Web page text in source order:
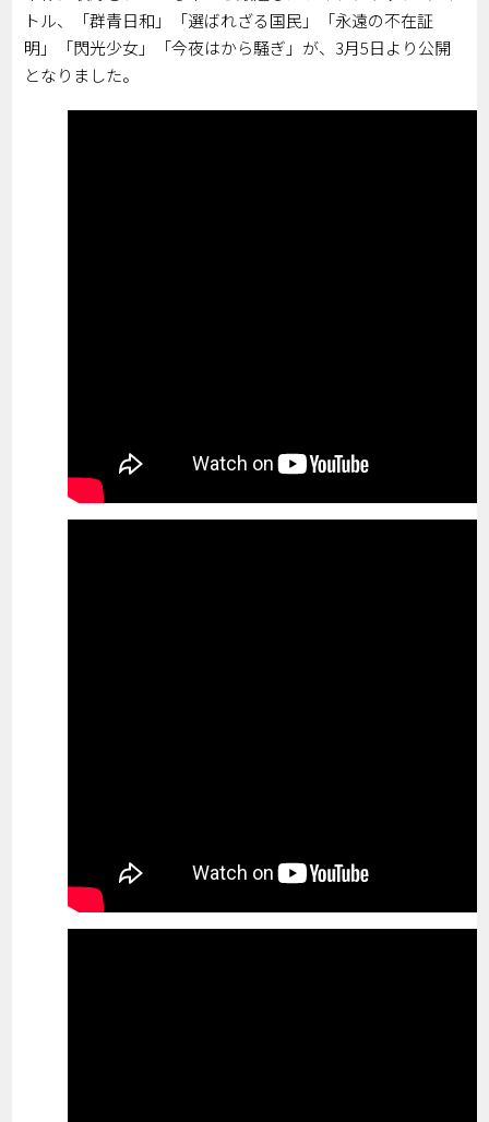
トル、「群青日和」「選ばれざる国民」「永遠の不在証
明」「閃光少女」「今夜はから騒ぎ」が、3月5日より公開
となりました。